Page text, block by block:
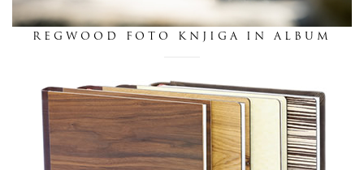
dnevnik
REGWOOD FOTO KNJIGA IN ALBUM